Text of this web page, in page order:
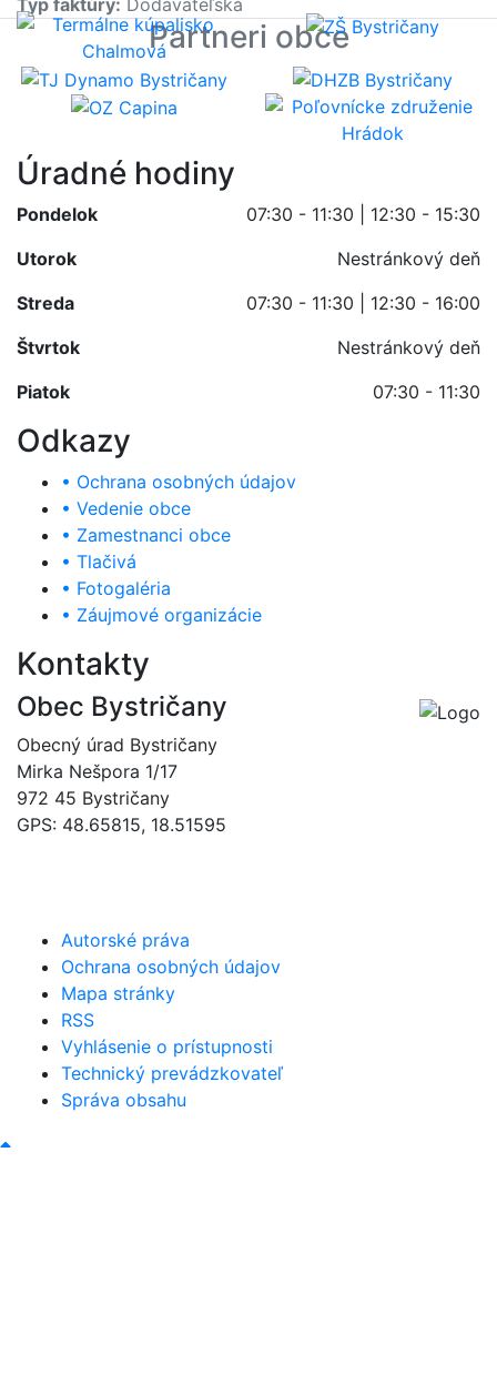
Typ faktúry: Dodávateľská
Partneri obce
Úradné hodiny
Pondelok
07:30 - 11:30 | 12:30 - 15:30
Utorok
Nestránkový deň
Streda
07:30 - 11:30 | 12:30 - 16:00
Štvrtok
Nestránkový deň
Piatok
07:30 - 11:30
Odkazy
• Ochrana osobných údajov
• Vedenie obce
• Zamestnanci obce
• Tlačivá
• Fotogaléria
• Záujmové organizácie
Kontakty
Obec Bystričany
Obecný úrad Bystričany
Mirka Nešpora 1/17
972 45 Bystričany
GPS: 48.65815, 18.51595
Autorské práva
Ochrana osobných údajov
Mapa stránky
RSS
Vyhlásenie o prístupnosti
Technický prevádzkovateľ
Správa obsahu